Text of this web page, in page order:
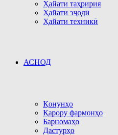
Ҳайати таҳририя
Ҳайати эҷодӣ
Ҳайати техникӣ
АСНОД
Қонунҳо
Қарору фармонҳо
Барномаҳо
Дастурҳо